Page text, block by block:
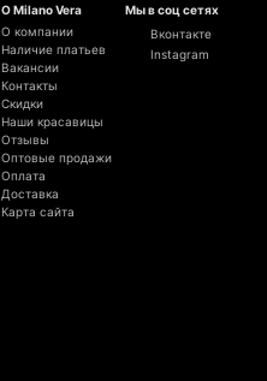
О Milano Vera
О компании
Наличие платьев
Вакансии
Контакты
Скидки
Наши красавицы
Отзывы
Оптовые продажи
Оплата
Доставка
Карта сайта
Мы в соц сетях
Вконтакте
Instagram